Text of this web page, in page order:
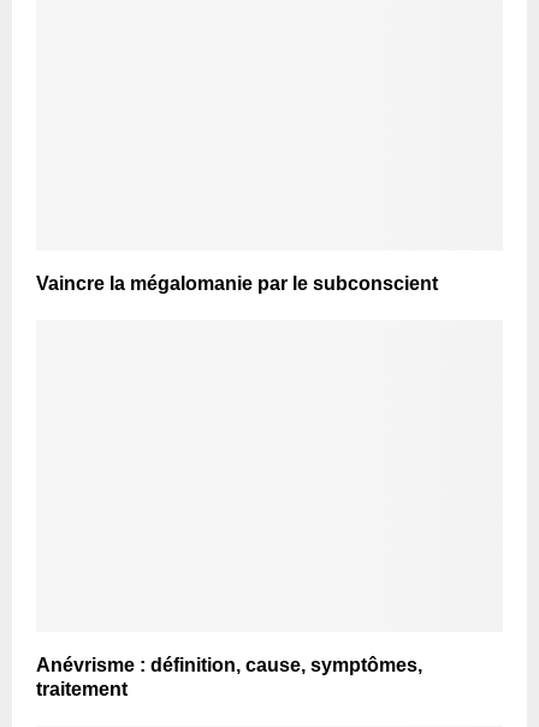
Vaincre la mégalomanie par le subconscient
Anévrisme : définition, cause, symptômes,
traitement